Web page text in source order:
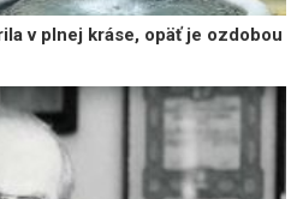
v plnej kráse, opäť je ozdobou